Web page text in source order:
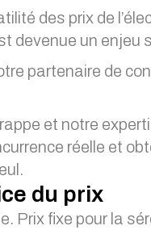
des prix de
devenue un enjeu
partenaire de
et notre
réelle et
du prix
Prix fixe pour la